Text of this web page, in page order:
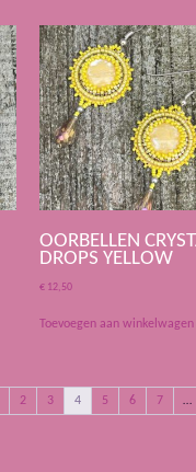
OORBELLEN
DROPS YELLOW
€ 12,50
Toevoegen aan winkelwagen
2 3 4 5 6 7 …